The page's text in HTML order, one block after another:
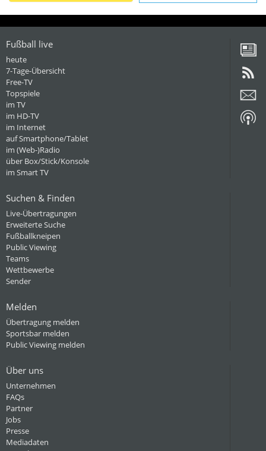
Fußball live
heute
7-Tage-Übersicht
Free-TV
Topspiele
im TV
im HD-TV
im Internet
auf Smartphone/Tablet
im (Web-)Radio
über Box/Stick/Konsole
im Smart TV
Suchen & Finden
Live-Übertragungen
Erweiterte Suche
Fußballkneipen
Public Viewing
Teams
Wettbewerbe
Sender
Melden
Übertragung melden
Sportsbar melden
Public Viewing melden
Über uns
Unternehmen
FAQs
Partner
Jobs
Presse
Mediadaten